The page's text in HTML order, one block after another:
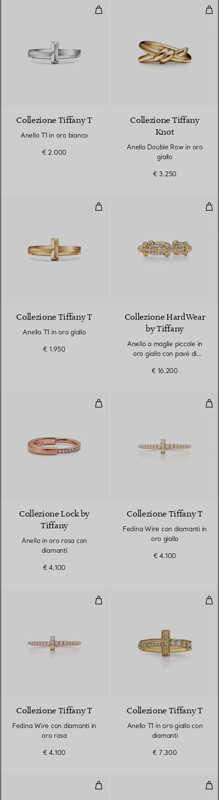
Anello T1 in oro bianco
Collezione Tiffany T
Anello T1 in oro bianco
€ 2.000
Collezione Tiffany
Knot
Anello Double Row in oro
giallo
€ 3.250
Anello T1 in oro giallo
Collezione Tiffany T
Anello T1 in oro giallo
€ 1.950
Collezione HardWear
by Tiffany
Anello a maglie piccole in
oro giallo con pavé di
€ 16.200
Anello in oro rosa con diamanti
Collezione Lock by
Tiffany
Anello in oro rosa con
diamanti
€ 4.100
Collezione Tiffany T
Fedina Wire con diamanti in
oro giallo
€ 4.100
Fedina Wire con diamanti in oro
Collezione Tiffany T
Fedina Wire con diamanti in
oro rosa
€ 4.100
Collezione Tiffany T
Anello T1 in oro giallo con
diamanti
€ 7.300
Anello T1 in oro rosa con